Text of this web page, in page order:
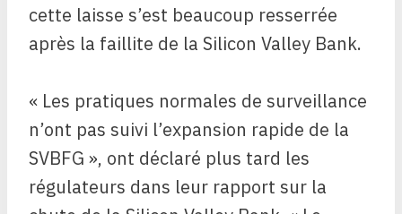
cette laisse s’est beaucoup resserrée
après la faillite de la Silicon Valley Bank.
« Les pratiques normales de surveillance
n’ont pas suivi l’expansion rapide de la
SVBFG », ont déclaré plus tard les
régulateurs dans leur rapport sur la